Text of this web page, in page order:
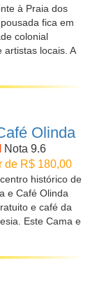
à Praia dos
fica em
colonial
locais. A
Olinda
Nota 9.6
de R$ 180,00
histórico de
e Café Olinda
e café da
Este Cama e